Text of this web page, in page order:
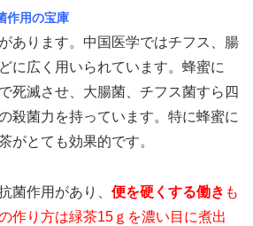
作用の宝庫
あります。中国医学ではチフス、腸
に広く用いられています。蜂蜜に
死滅させ、大腸菌、チフス菌すら四
殺菌力を持っています。特に蜂蜜に
がとても効果的です。
菌作用があり、 便を硬くする働き も
作り方は緑茶15ｇを濃い目に煮出